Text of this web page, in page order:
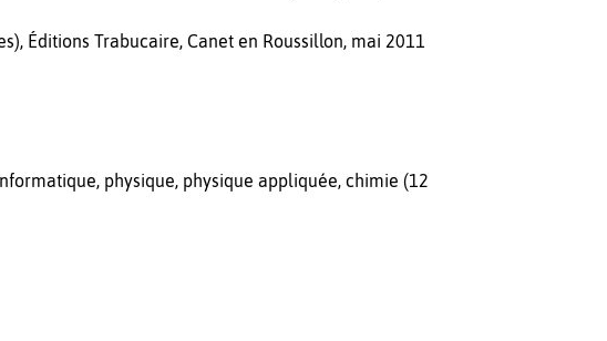
Éditions Trabucaire, Canet en Roussillon, mai 2011
physique, physique appliquée, chimie (12